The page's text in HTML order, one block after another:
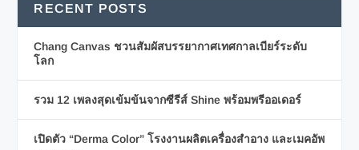
RECENT POSTS
Chang Canvas ชวนสัมผัสบรรยากาศเทศกาลเบียร์ระดับ
โลก
รวม 12 เพลงสุดเข้มข้นจากซีรีส์ Shine พร้อมพรีออเดอร์
เปิดตัว “Derma Color” โรงงานผลิตเครื่องสำอาง และเมคอัพ